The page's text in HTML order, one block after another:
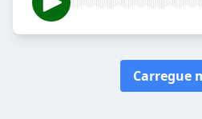
Carregue